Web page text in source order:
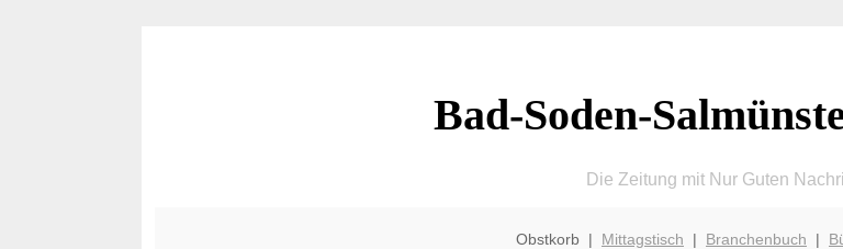
Bad-Soden-
Die Zeitung mit Nur Guten
Obstkorb | Mittagstisch | Branchenbuch |